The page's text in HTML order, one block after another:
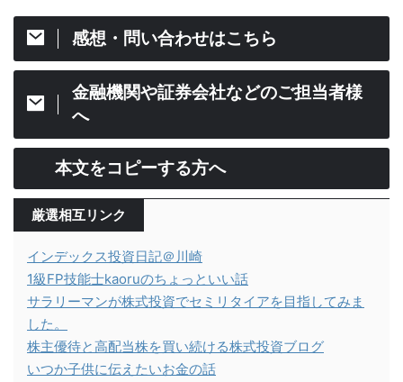
感想・問い合わせはこちら
金融機関や証券会社などのご担当者様
へ
本文をコピーする方へ
厳選相互リンク
インデックス投資日記＠川崎
1級FP技能士kaoruのちょっといい話
サラリーマンが株式投資でセミリタイアを目指してみま
した。
株主優待と高配当株を買い続ける株式投資ブログ
いつか子供に伝えたいお金の話